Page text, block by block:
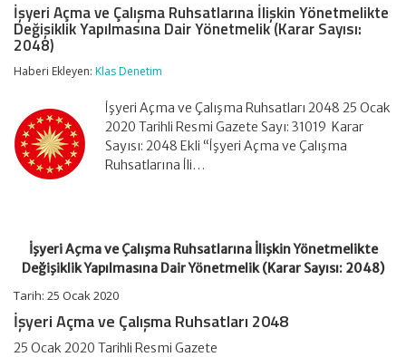
ve
Çalışma
İlişkin
Yönetmelikte
Yapılmasına
Dair
Yönetmelik
(Karar
Sayısı:
İşyeri Açma ve Çalışma Ruhsatlarına İlişkin Yönetmelikte
Değişiklik Yapılmasına Dair Yönetmelik (Karar Sayısı:
2048)
Haberi Ekleyen: Klas Denetim
İşyeri Açma ve Çalışma Ruhsatları 2048 25 Ocak
2020 Tarihli Resmi Gazete Sayı: 31019 Karar
Sayısı: 2048 Ekli “İşyeri Açma ve Çalışma
Ruhsatlarına İli…
İşyeri Açma ve Çalışma Ruhsatlarına İlişkin Yönetmelikte
Değişiklik Yapılmasına Dair Yönetmelik (Karar Sayısı: 2048)
Tarih: 25 Ocak 2020
İşyeri Açma ve Çalışma Ruhsatları 2048
25 Ocak 2020 Tarihli Resmi Gazete